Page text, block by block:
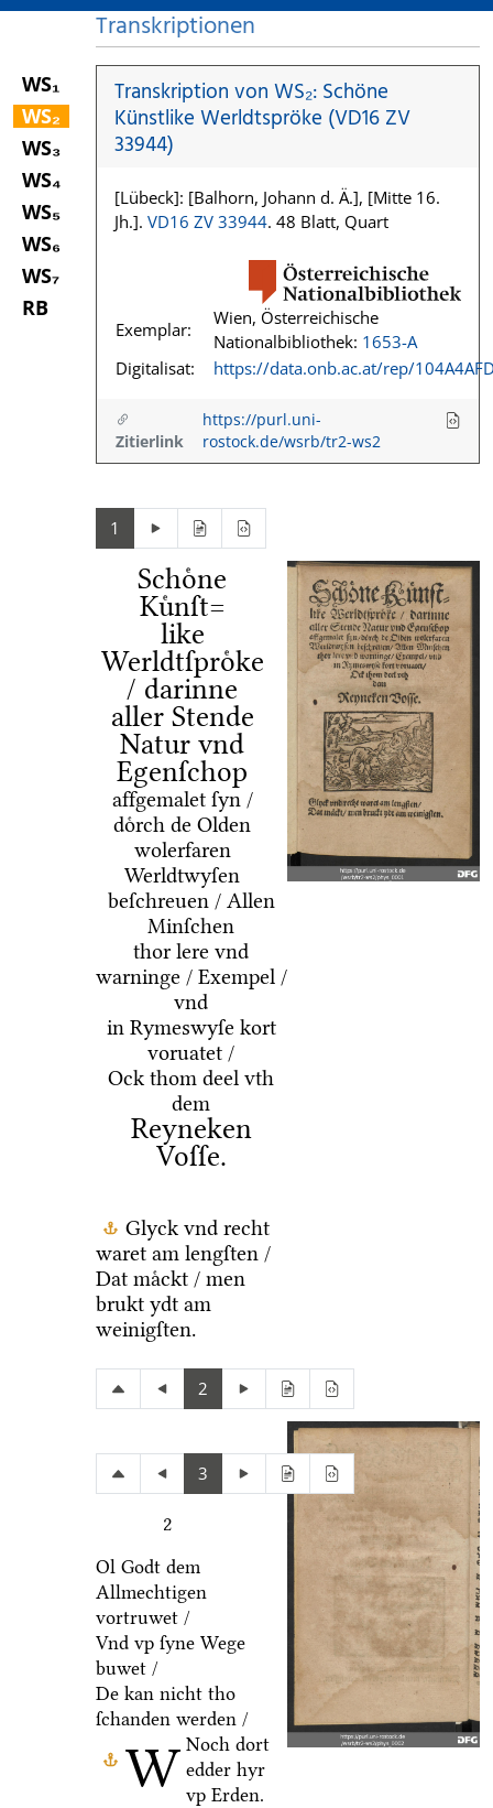
WS₁
WS₂
WS₃
WS₄
WS₅
WS₆
WS₇
RB
Transkriptionen
Transkription von WS₂: Schöne
Künstlike Werldtspröke (VD16 ZV
33944)
[Lübeck]: [Balhorn, Johann d. Ä.], [Mitte 16.
Jh.]. VD16 ZV 33944. 48 Blatt, Quart
Exemplar:
Wien, Österreichische
Nationalbibliothek: 1653-A
Digitalisat:
https://data.onb.ac.at/rep/
Zitierlink
https://purl.uni-
rostock.de/wsrb/tr2-ws2
1
Schoͤne
Kuͤnſt=
like
Werldtſproͤke
/ darinne
aller Stende
Natur vnd
Egenſchop
affgemalet ſyn /
doͤrch de Olden
wolerfaren
Werldtwyſen
beſchreuen / Allen
Minſchen
thor lere vnd
warninge / Exempel /
vnd
in Rymeswyſe kort
voruatet /
Ock thom deel vth
dem
Reyneken
Voſſe.
Glyck vnd recht
waret am lengſten /
Dat maͤckt / men
brukt ydt am
weinigſten.
2
3
2
W
Ol Godt dem
Allmechtigen
vortruwet /
Vnd vp ſyne Wege
buwet /
De kan nicht tho
ſchanden werden /
Noch dort
edder hyr
vp Erden.